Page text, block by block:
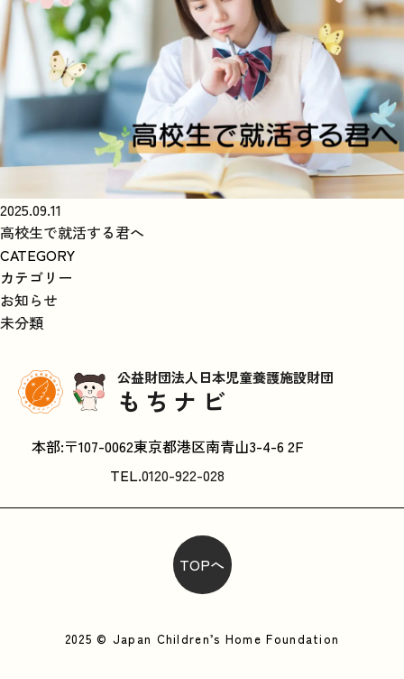
2025.09.11
高校生で就活する君へ
CATEGORY
カテゴリー
お知らせ
未分類
公益財団法人日本児童養護施設財団
もちナビ
本部:〒107-0062東京都港区南青山3-4-6 2F
TEL.0120-922-028
TOPへ
2025 © Japan Children’s Home Foundation